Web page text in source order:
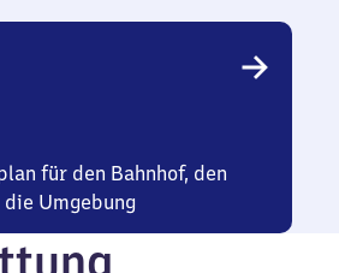
für den Bahnhof, den
Umgebung